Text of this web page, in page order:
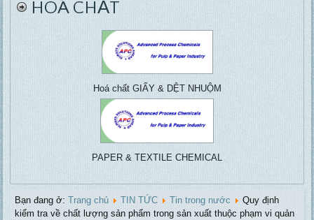
HOÁ CHẤT
Hoá chất GIẤY & DỆT NHUỘM
PAPER & TEXTILE CHEMICAL
Bạn đang ở:Trang chủ TIN TỨC Tin trong nước
Quy định
kiểm tra về chất lượng sản phẩm trong sản xuất thuộc phạm vi quản